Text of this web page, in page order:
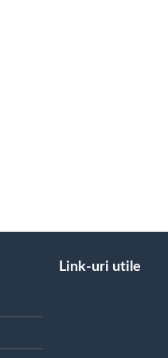
Link-uri utile